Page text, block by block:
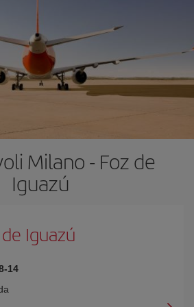
Milano - Foz de
Iguazú
Iguazú
14